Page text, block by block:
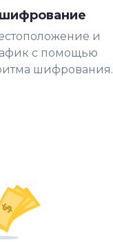
и
с помощью
шифрования.